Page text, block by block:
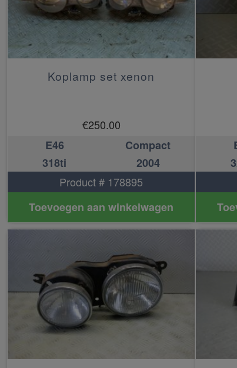
Koplamp set xenon
€250.00
E46
Compact
318ti
2004
Product # 178895
Toevoegen aan winkelwagen